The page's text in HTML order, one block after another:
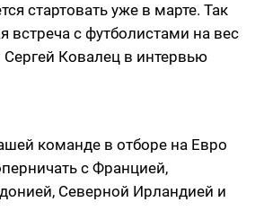
стартовать уже в марте. Так
встреча с футболистами на вес
Сергей Ковалец в интервью
команде в отборе на Евро
с Францией,
Северной Ирландией и